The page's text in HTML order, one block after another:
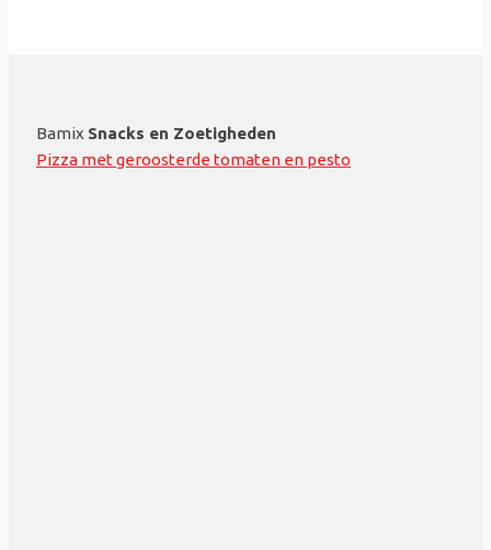
Bamix Snacks en Zoetigheden
Pizza met geroosterde tomaten en pesto